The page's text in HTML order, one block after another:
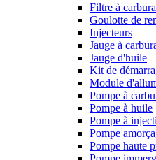
Filtre à
Goulotte de
Injecteurs
Jauge à
Jauge d'huile
Kit de
Module
Pompe à
Pompe à huile
Pompe à
Pompe
Pompe haute